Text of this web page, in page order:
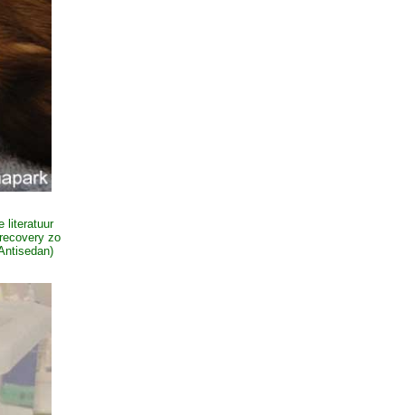
literatuur
zo